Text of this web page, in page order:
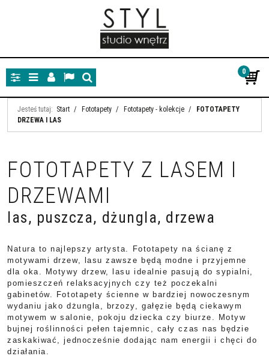
PanelMenuPanelLangSzukaj
0
Jesteś tutaj: Start / Fototapety / Fototapety - kolekcje /
FOTOTAPETY
DRZEWA I LAS
FOTOTAPETY Z LASEM I
DRZEWAMI
las, puszcza, dżungla, drzewa
Natura to najlepszy artysta. Fototapety na ścianę z
motywami drzew, lasu zawsze będą modne i przyjemne
dla oka. Motywy drzew, lasu idealnie pasują do sypialni,
pomieszczeń relaksacyjnych czy też poczekalni
gabinetów. Fototapety ścienne w bardziej nowoczesnym
wydaniu jako dżungla, brzozy, gałęzie będą ciekawym
motywem w salonie, pokoju dziecka czy biurze. Motyw
bujnej roślinności pełen tajemnic, cały czas nas będzie
zaskakiwać, jednocześnie dodając nam energii i chęci do
działania.